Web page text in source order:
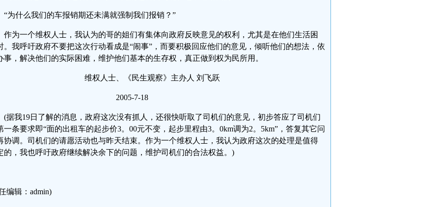
“为什么我们的车报销期还未满就强制我们报销？”
作为一个维权人士，我认为的哥的姐们有集体向政府反映意见的权利，尤其是在他们生活困
。我呼吁政府不要把这次行动看成是“闹事”，而要积极回应他们的意见，倾听他们的想法，依
事，解决他们的实际困难，维护他们基本的生存权，真正做到权为民所用。
维权人士、《民生观察》主办人 刘飞跃
2005-7-18
(据我19日了解的消息，政府这次没有抓人，还很快听取了司机们的意见，初步答应了司机们
一条要求即“面的出租车的起步价3。00元不变，起步里程由3。0km调为2。5km”，答复其它问
协调。司机们的请愿活动也与昨天结束。作为一个维权人士，我认为政府这次的处理是值得
的，我也呼吁政府继续解决余下的问题，维护司机们的合法权益。)
编辑：admin)